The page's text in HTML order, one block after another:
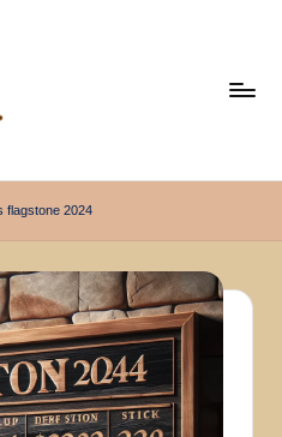
flagstone 2024